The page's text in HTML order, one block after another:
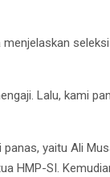
Lalu, kami
yaitu Ali
HMP-SI.